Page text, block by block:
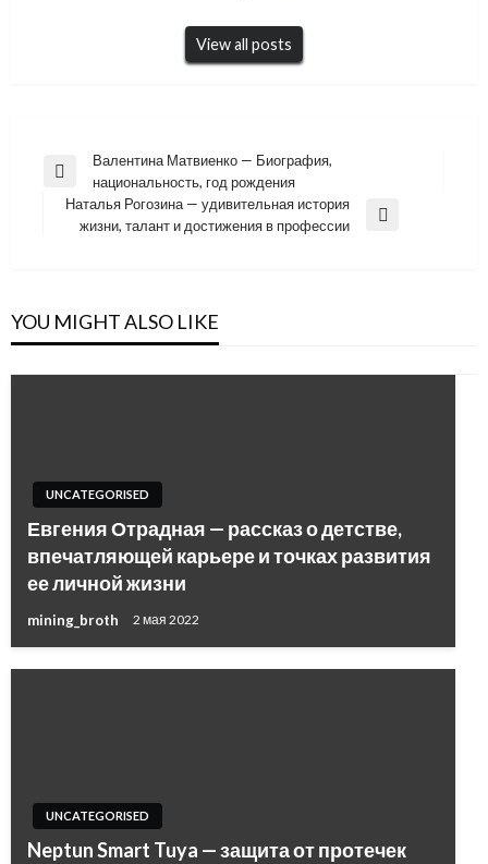
View all posts
Навигация
записям
Previous
Post
Валентина Матвиенко — Биография,
национальность, год рождения
Next
Наталья Рогозина — удивительная история
жизни, талант и достижения в профессии
YOU MIGHT ALSO LIKE
UNCATEGORISED
Евгения Отрадная — рассказ о детстве,
впечатляющей карьере и точках развития
ее личной жизни
mining_broth 2 мая 2022
UNCATEGORISED
Neptun Smart Tuya — защита от протечек